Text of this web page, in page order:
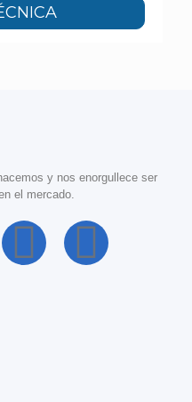
y nos enorgullece ser
el mercado.